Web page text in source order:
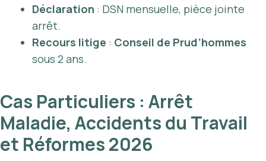
Déclaration : DSN mensuelle, pièce jointe
arrêt.
Recours litige : Conseil de Prud’hommes
sous 2 ans.
Cas Particuliers : Arrêt
Maladie, Accidents du Travail
et Réformes 2026